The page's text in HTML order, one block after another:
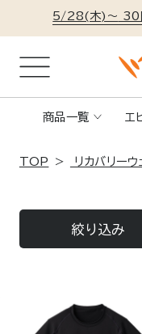
5/28(木)～ 30
商品一覧 エ
TOP リカバリーウ
絞り込み